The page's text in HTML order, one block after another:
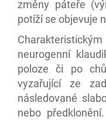
změny páteře
potíží se objevuje
neurogenní
poloze či po
vyzařující ze
následované
nebo